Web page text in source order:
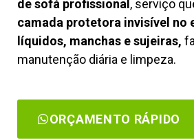
de sofá profissional , serviço
camada protetora invisível no
líquidos, manchas e sujeiras,
manutenção diária e limpeza.
ORÇAMENTO RÁPIDO